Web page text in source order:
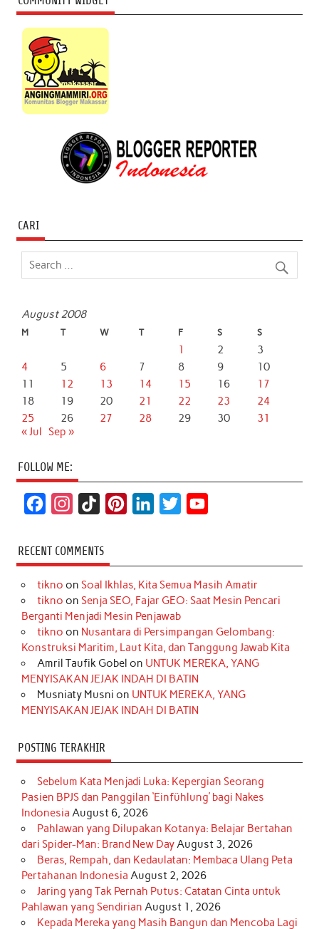
CARI
August 2008
M T W T F S S
1 2
3
4
5 6 7 8 9
10
11
12 13 14 15 16
17
18
19 20 21 22 23
24
25
26 27 28 29 30
31
« Jul Sep »
FOLLOW ME:
c
e
b
o
k
s
t
a
r
a
m
k
T
o
k
t
e
r
e
s
t
k
e
d
I
n
t
t
r
T
u
e
RECENT COMMENTS
tikno on Soal Ikhlas, Kita Semua Masih Amatir
tikno on Senja SEO, Fajar GEO: Saat Mesin Pencari
Berganti Menjadi Mesin Penjawab
tikno on Nusantara di Persimpangan Gelombang:
Konstruksi Maritim, Laut Kita, dan Tanggung Jawab Kita
Amril Taufik Gobel on UNTUK MEREKA, YANG
MENYISAKAN JEJAK INDAH DI BATIN
Musniaty Musni on UNTUK MEREKA, YANG
MENYISAKAN JEJAK INDAH DI BATIN
POSTING TERAKHIR
Sebelum Kata Menjadi Luka: Kepergian Seorang
Pasien BPJS dan Panggilan ‘Einfühlung’ bagi Nakes
Indonesia August 6, 2026
Pahlawan yang Dilupakan Kotanya: Belajar Bertahan
dari Spider-Man: Brand New DayAugust 3, 2026
Beras, Rempah, dan Kedaulatan: Membaca Ulang Peta
Pertahanan Indonesia August 2, 2026
Jaring yang Tak Pernah Putus: Catatan Cinta untuk
Pahlawan yang Sendirian August 1, 2026
Kepada Mereka yang Masih Bangun dan Mencoba Lagi